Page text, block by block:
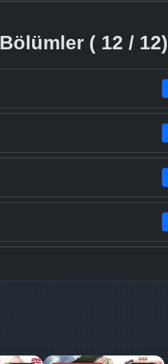
Bölümler ( 12 / 12)